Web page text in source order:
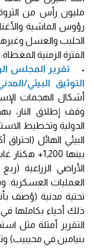
مليون رأس من الثروة
رؤوس الماشية
الحليب والعسل
الفترة الزمنية المغطاة: تشرين الأول
•
التوثيق البيئي/المدني
أشكال الهجمات
وقف إطلاق النار،
الدولية وتخطيط
الأراضي الزراعية
العمليات العسكرية.
ذلك أحياء بكاملها في
التقرير أمثلة مثل
بنيامين في محيبيب)